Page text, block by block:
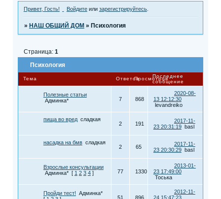
Привет, Гость! Войдитеили зарегистрируйтесь.
» НАШ ОБЩИЙ ДОМ » Психология
Психология
Страница: 1
Тема ОтветовПросмотровПоследнее
сообщение
Полезные статьи
Админка*
7 868
2020-08-
13 12:12:30
levandreiko
пища во вред сладкая
2 191
2017-11-
23 20:31:19 basl
насадка на бмв сладкая
2 65
2017-11-
23 20:30:29 basl
Взрослые консультации
Админка* [ 1 2 3 4 ] 77 1330
2013-01-
23 17:49:00
Тоська
Пройди тест! Админка*
51 896
2012-11-
24 15:47:23